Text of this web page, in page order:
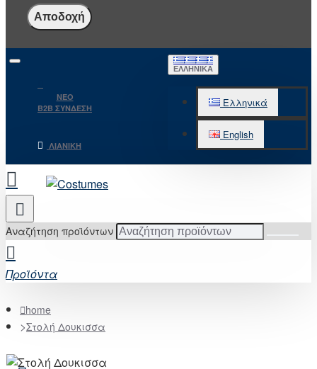
Αποδοχή
NEO
B2B ΣΥΝΔΕΣΗ
ΛΙΑΝΙΚΉ
ΕΛΛΗΝΙΚΆ
Ελληνικά
English
Αναζήτηση προϊόντων
Προϊόντα
home
Στολή Δουκισσα